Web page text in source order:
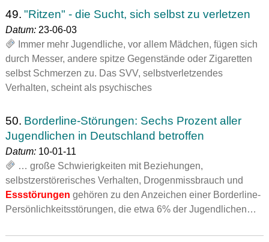
49. "Ritzen" - die Sucht, sich selbst zu verletzen
Datum:23-06-03
Immer mehr Jugendliche, vor allem Mädchen, fügen sich
durch Messer, andere spitze Gegenstände oder Zigaretten
selbst Schmerzen zu. Das SVV, selbstverletzendes
Verhalten, scheint als psychisches
50. Borderline-Störungen: Sechs Prozent aller
Jugendlichen in Deutschland betroffen
Datum:10-01-11
… große Schwierigkeiten mit Beziehungen,
selbstzerstörerisches Verhalten, Drogenmissbrauch und
Essstörungen gehören zu den Anzeichen einer Borderline-
Persönlichkeitsstörungen, die etwa 6% der Jugendlichen…